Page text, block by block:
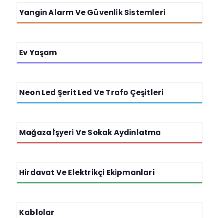
Yangin Alarm Ve Güvenli̇k Si̇stemleri̇
Ev Yaşam
Neon Led Şeri̇t Led Ve Trafo Çeşi̇tleri̇
Mağaza İ̇̇şyeri̇ Ve Sokak Aydinlatma
Hi̇rdavat Ve Elektri̇kçi̇ Eki̇pmanlari
Kablolar